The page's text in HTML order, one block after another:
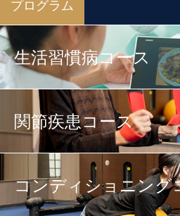
プログラム
生活習慣病コース
関節疾患コース
コンディショニング